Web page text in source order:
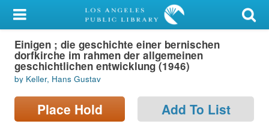
My Account
Library Card
Sign In
Search
Einigen ; die geschichte einer bernischen
dorfkirche im rahmen der allgemeinen
geschichtlichen entwicklung (1946)
by Keller, Hans Gustav
Place Hold Add To List